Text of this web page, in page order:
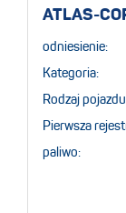
ATLAS-
odniesienie:
Kategoria:
Rodzaj
Pierwsza
paliwo: